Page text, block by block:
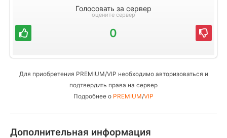
Голосовать за сервер
оцените сервер
0
Для приобретения PREMIUM/VIP необходимо авторизоваться и
подтвердить права на сервер
Подробнее о PREMIUM/VIP
Дополнительная информация